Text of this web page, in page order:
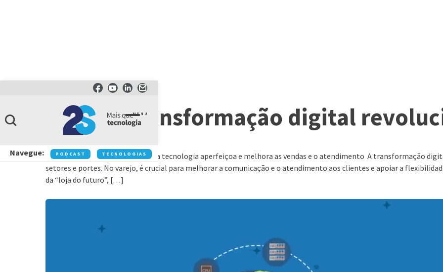
MENU
Navegue: PODCAST TECNOLOGIAS NEGÓCIOS INOVAÇÃO SERVIÇOS ACONTECE NA 2S WEBSERIES
Como a transformação digital
Assista ao vídeo e entenda como a tecnologia aperfeiçoa e melhora as vendas e o atendimento A transformação
setores e portes. No varejo, é crucial para melhorar a comunicação e o atendimento aos clientes e apoiar a
da “loja do futuro”, […]